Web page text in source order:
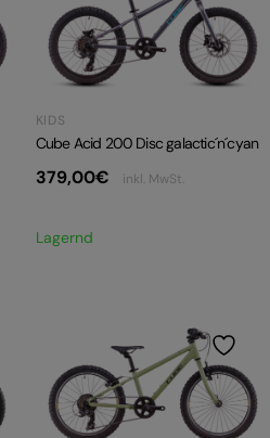
KIDS
Cube Acid 200 Disc galactic´n´cyan
379,00€ inkl. MwSt.
Lagernd